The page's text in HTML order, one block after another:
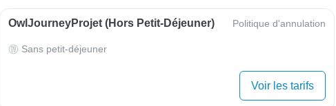
OwlJourneyProjet (hors Petit-Déjeuner) Politique d'annulation
Sans petit-déjeuner
Voir les tarifs